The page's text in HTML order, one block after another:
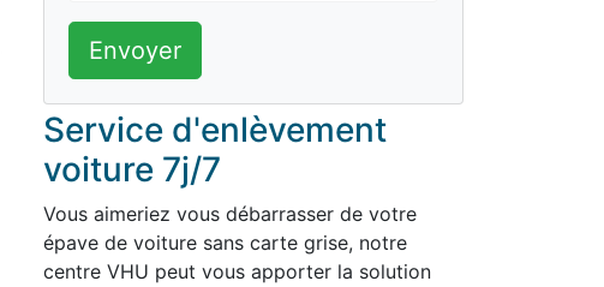
Envoyer
Service d'enlèvement
voiture 7j/7
Vous aimeriez vous débarrasser de votre
épave de voiture sans carte grise, notre
centre VHU peut vous apporter la solution